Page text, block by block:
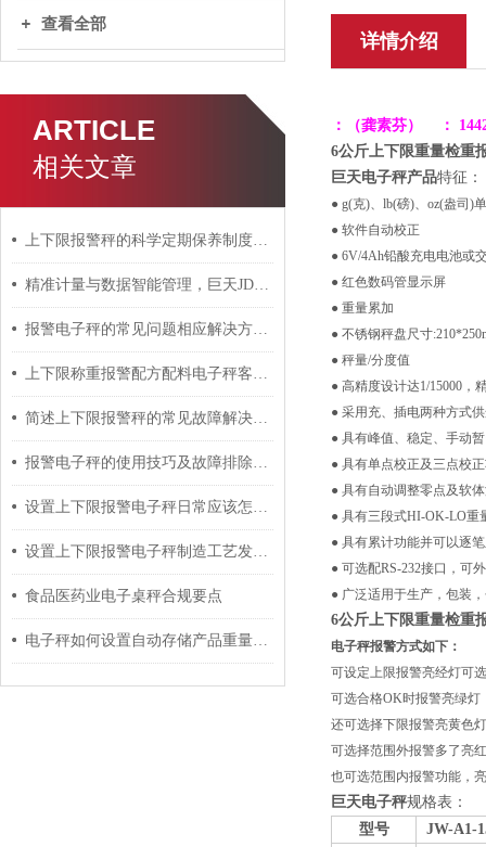
查看全部
ARTICLE
相关文章
上下限报警秤的科学定期保养制度分享
精准计量与数据智能管理，巨天JDT-WN-Q20S智能桌秤
报警电子秤的常见问题相应解决方法分享
上下限称重报警配方配料电子秤客户案例
简述上下限报警秤的常见故障解决方法
报警电子秤的使用技巧及故障排除方法分享
设置上下限报警电子秤日常应该怎样维护与保养
设置上下限报警电子秤制造工艺发展面向多元化
食品医药业电子桌秤合规要点
电子秤如何设置自动存储产品重量数量功能？
详情介绍
： （龚素芬） ： 1
6公斤上下限重量检重
巨天电子秤产品特征：
● g(克)、lb(磅)、oz(盎司)
● 软件自动校正
● 6V/4Ah铅酸充电电池或
● 红色数码管显示屏
● 重量累加
● 不锈钢秤盘尺寸
● 秤量/分度值
● 高精度设计达1/15000，
● 采用充、插电两种方式
● 具有峰值、稳定、手动
● 具有单点校正及三点校
● 具有自动调整零点及软
● 具有三段式HI-OK-LO重
● 具有累计功能并可以逐
● 可选配RS-232接口，可
● 广泛适用于生产，包装
6公斤上下限重量检重
电子秤报警方式如下：
可设定上限报警亮经灯可
可选合格OK时报警亮绿灯
还可选择下限报警亮黄色
可选择范围外报警多了亮
也可选范围内报警功能，
巨天电子秤规格表：
型号
JW-A1-